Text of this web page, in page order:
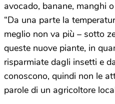
avocado, banane, manghi
“Da una parte la
meglio non va più – sotto
queste nuove piante, in
risparmiate dagli insetti e
conoscono, quindi non le
parole di un agricoltore